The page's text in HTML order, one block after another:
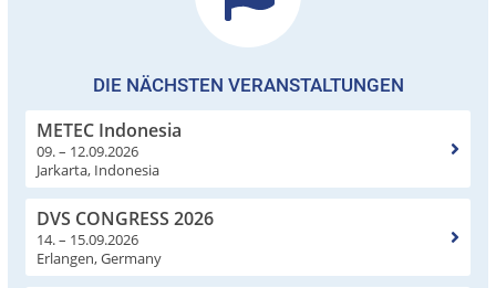
DIE NÄCHSTEN VERANSTALTUNGEN
METEC Indonesia
09. – 12.09.2026
Jarkarta, Indonesia
DVS CONGRESS 2026
14. – 15.09.2026
Erlangen, Germany